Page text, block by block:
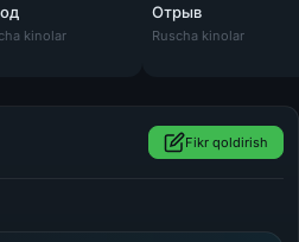
tilida 2018 O'zbekcha tarjima
Tas-IX
kinolar
Отрыв
Отрыв Tas-IX
Ruscha kinolar
Fikr qoldirish